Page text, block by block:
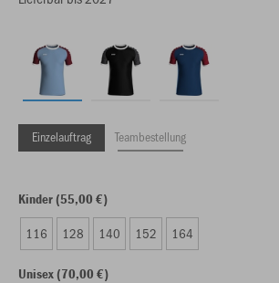
Einzelauftrag Teambestellung
Kinder (55,00 €)
116 128 140 152 164
Unisex (70,00 €)